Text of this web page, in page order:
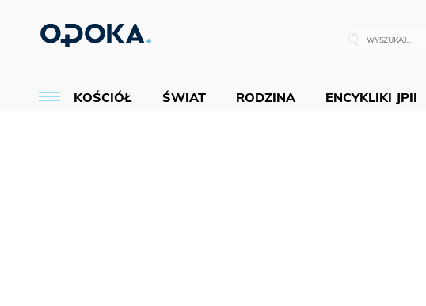
KOŚCIÓŁ ŚWIAT RODZINA ENCYKLIKI JPII